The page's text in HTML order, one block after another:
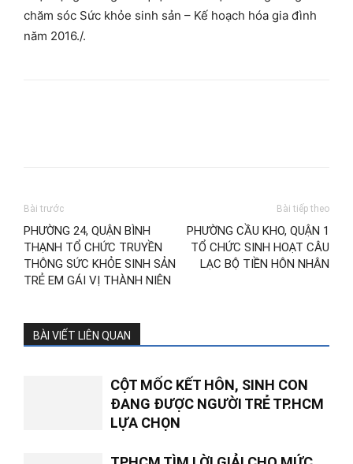
chăm sóc Sức khỏe sinh sản – Kế hoạch hóa gia đình
năm 2016./.
Bài trước
PHƯỜNG 24, QUẬN BÌNH
THẠNH TỔ CHỨC TRUYỀN
THÔNG SỨC KHỎE SINH SẢN
TRẺ EM GÁI VỊ THÀNH NIÊN
Bài tiếp theo
PHƯỜNG CẦU KHO, QUẬN 1
TỔ CHỨC SINH HOẠT CÂU
LẠC BỘ TIỀN HÔN NHÂN
BÀI VIẾT LIÊN QUAN
CỘT MỐC KẾT HÔN, SINH CON
ĐANG ĐƯỢC NGƯỜI TRẺ TP.HCM
LỰA CHỌN